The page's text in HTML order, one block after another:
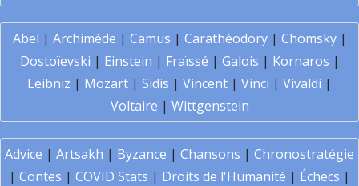
Abel | Archimède | Camus | Carathéodory| Chomsky|
Dostoïevski | Einstein | Fraïssé | Galois | Kornaros |
Leibniz | Mozart | Sidis | Vincent | Vinci | Vivaldi |
Voltaire | Wittgenstein
Advice | Artsakh | Byzance | Chansons | Chronostratégie
| Contes | COVID Stats | Droits de l'Humanité | Échecs |